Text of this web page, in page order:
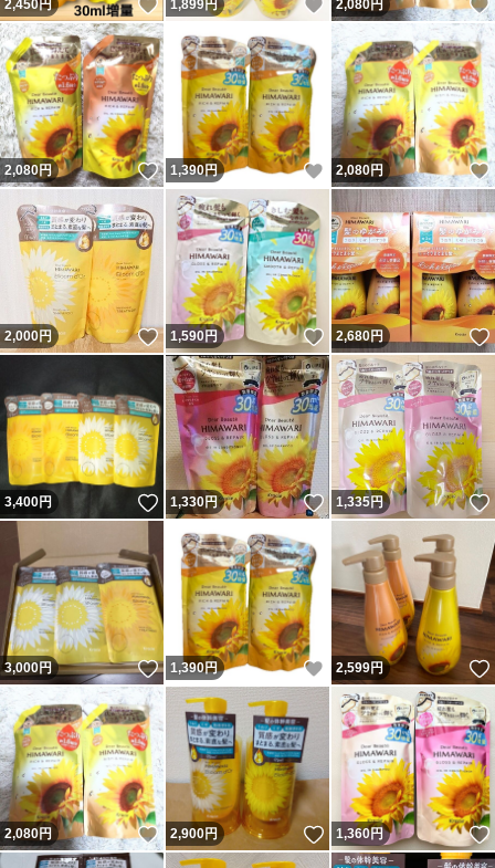
2,450円 いいね！
1,899円 いいね！
2,080円
2,080円 いいね！
1,390円 いいね！
2,080円
2,000円 いいね！
1,590円 いいね！
2,680円
3,400円 いいね！
1,330円 いいね！
1,335円
3,000円 いいね！
1,390円 いいね！
2,599円
2,080円 いいね！
2,900円 いいね！
1,360円